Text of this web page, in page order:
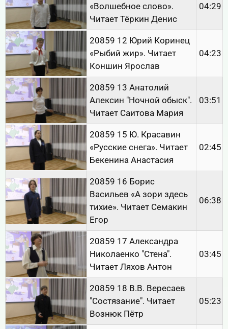
«Волшебное слово».
Читает Тёркин Денис
04:29
20859 12 Юрий Коринец
«Рыбий жир». Читает
Коншин Ярослав
04:23
20859 13 Анатолий
Алексин "Ночной обыск".
Читает Саитова Мария
03:51
20859 15 Ю. Красавин
«Русские снега». Читает
Бекенина Анастасия
02:45
20859 16 Борис
Васильев «А зори здесь
тихие». Читает Семакин
Егор
06:38
20859 17 Александра
Николаенко "Стена".
Читает Ляхов Антон
03:45
20859 18 В.В. Вересаев
"Состязание". Читает
Вознюк Пётр
05:23